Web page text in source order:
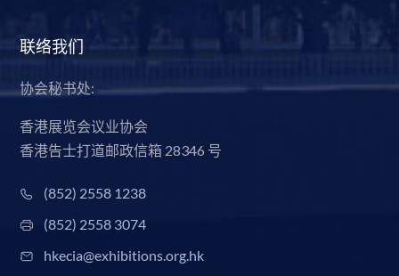
联络我们
协会秘书处:
香港展览会议业协会
香港告士打道邮政信箱 28346 号
(852) 2558 1238
(852) 2558 3074
hkecia@exhibitions.org.hk